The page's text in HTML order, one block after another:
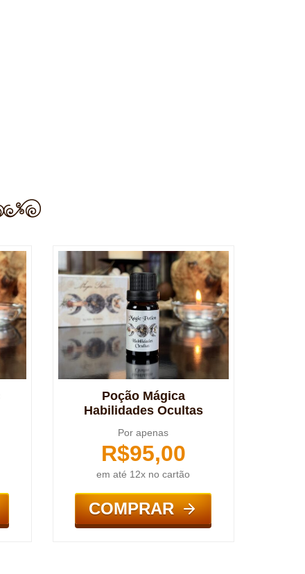
Poção Mágica
Habilidades Ocultas
Por apenas
R$95,00
em até 12x no cartão
COMPRAR